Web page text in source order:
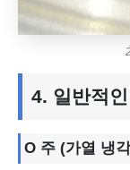
4. 일반적
O 주 (가열 냉